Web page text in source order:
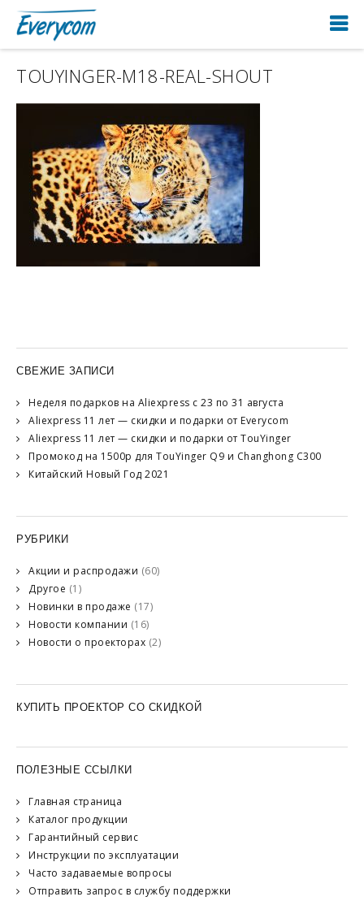
TOUYINGER-M18-REAL-SHOUT
СВЕЖИЕ ЗАПИСИ
Неделя подарков на Aliexpress с 23 по 31 августа
Aliexpress 11 лет — скидки и подарки от Everycom
Aliexpress 11 лет — скидки и подарки от TouYinger
Промокод на 1500р для TouYinger Q9 и Changhong C300
Китайский Новый Год 2021
РУБРИКИ
Акции и распродажи (60)
Другое (1)
Новинки в продаже (17)
Новости компании (16)
Новости о проекторах (2)
КУПИТЬ ПРОЕКТОР СО СКИДКОЙ
ПОЛЕЗНЫЕ ССЫЛКИ
Главная страница
Каталог продукции
Гарантийный сервис
Инструкции по эксплуатации
Часто задаваемые вопросы
Отправить запрос в службу поддержки